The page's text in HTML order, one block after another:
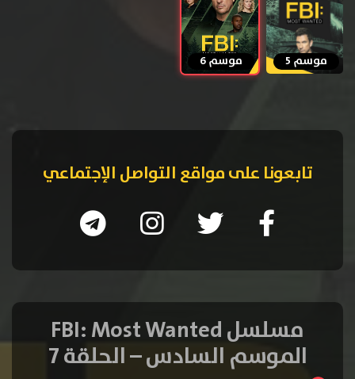
موسم 5 موسم 6
تابعونا على مواقع التواصل الإجتماعي
مسلسل FBI: Most Wanted
الموسم السادس – الحلقة 7